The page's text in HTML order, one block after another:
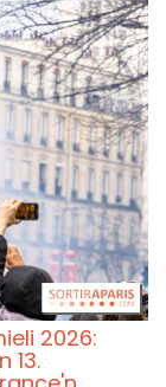
2026:
13.